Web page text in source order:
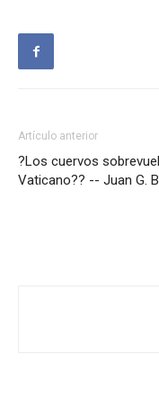
Artículo anterior
?Los cuervos
Vaticano?? -- Juan G.